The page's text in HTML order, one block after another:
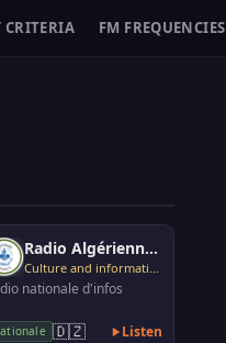
CRITERIA FM FREQUENCIES
Radio Algérienne - Radio Tis Snat
Culture and information
nationale d'infos
🇩🇿 Listen